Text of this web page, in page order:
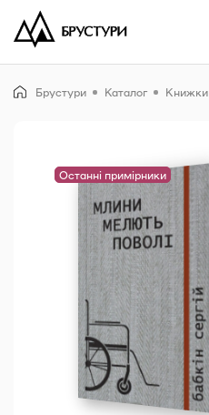
Брустури Каталог Книжки
Останні примірники